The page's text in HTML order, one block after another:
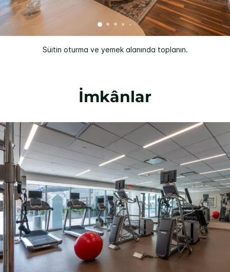
Süitin oturma ve yemek alanında toplanın.
İmkânlar